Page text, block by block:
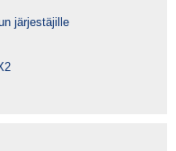
järjestäjille